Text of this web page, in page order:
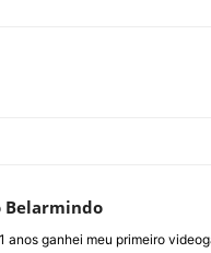
Belarmindo
anos ganhei meu primeiro